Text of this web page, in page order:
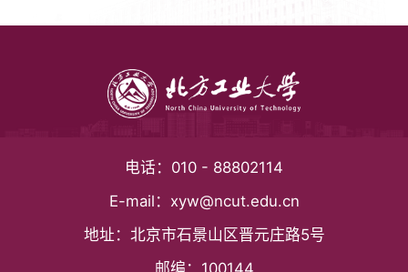
电话： 010 - 88802114
E-mail： xyw@ncut.edu.cn
地址： 北京市石景山区晋元庄路5号
邮编： 100144